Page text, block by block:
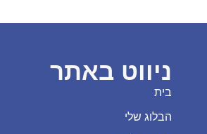
ניווט באתר
בית
הבלוג שלי